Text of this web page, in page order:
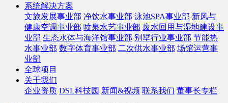
系统解决方案
文旅发展事业部 净饮水事业部 泳池SPA事业部 新风与
健康空调事业部 喷泉水艺事业部 废水回用与湿地建设事
业部 生态水体与海洋馆事业部 别墅行业事业部 节能热
水事业部 数字体育事业部 二次供水事业部 场馆运营事
业部
全球项目
关于我们
企业资质 DSL科技园 新闻&视频 联系我们 董事长专栏